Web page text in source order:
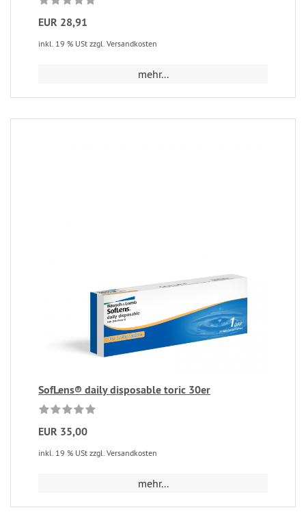
EUR 28,91
inkl. 19 % USt zzgl. Versandkosten
mehr...
SofLens® daily disposable toric 30er
EUR 35,00
inkl. 19 % USt zzgl. Versandkosten
mehr...